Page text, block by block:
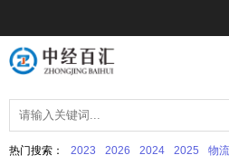
热门搜索： 2023 2026 2024 2025 物流